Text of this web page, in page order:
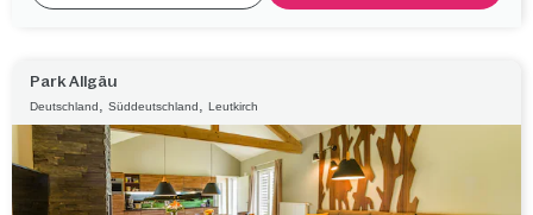
Park Allgäu
Deutschland Süddeutschland Leutkirch